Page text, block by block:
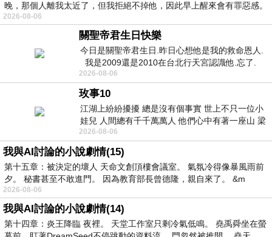
晚，那個人離我太近了，但我拒絕不掉他，因此早上醒來會有罪惡感。
2026-08-06
關聖帝君生日快樂
今日是關聖帝君生日.昨日心想他是我的救命恩人.
我是2009還是2010在台北行天宮認識他.忘了.
一個奇摩交友的網友學
2026-08-06
玫事10
江湖上紛紛擾擾 總是沒有個事實 世上不只一位小
娃兒 人間總有千千萬萬人 他們心中有著一座山 梁
山佛山泰華衡恆嵩 一山之高
2026-08-06
我與AI討論的小說劇情(15)
第十五章：被決定的壞人 天命文創頂樓會議室。 氣氛冷得像暴風雨前
夕。 秘書甚至不敢進門。 因為教育部長曾德隆，親自來了。 &m
2026-08-06
我與AI討論的小說劇情(14)
第十四章：炎王降臨 夜裡。 天堂工作室只剩冷氣低鳴。 堯禹舜坐在螢